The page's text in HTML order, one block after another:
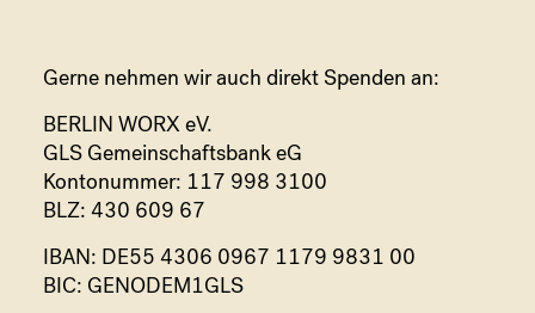
Gerne nehmen wir auch direkt Spenden an:
BERLIN WORX eV.
GLS Gemeinschaftsbank eG
Kontonummer: 117 998 3100
BLZ: 430 609 67
IBAN: DE55 4306 0967 1179 9831 00
BIC: GENODEM1GLS